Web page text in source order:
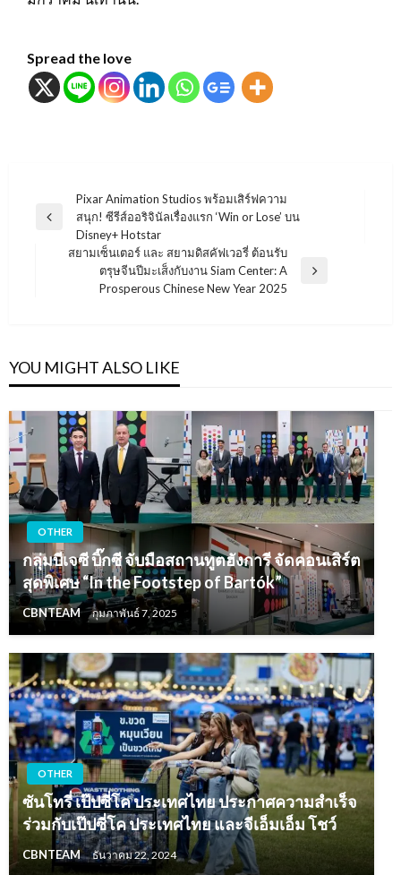
Spread the love
แนะแนว
เรื่อง
Previous
Pixar Animation Studios พร้อมเสิร์ฟความ
สนุก! ซีรีส์ออริจินัลเรื่องแรก ‘Win or Lose’ บน
Disney+ Hotstar
สยามเซ็นเตอร์ และ สยามดิสคัฟเวอรี่ ต้อนรับ
ตรุษจีนปีมะเส็งกับงาน Siam Center: A
Prosperous Chinese New Year 2025
YOU MIGHT ALSO LIKE
OTHER
กลุ่มบีเจซี บิ๊กซี จับมือสถานทูตฮังการี จัดคอนเสิร์ต
สุดพิเศษ “In the Footstep of Bartók”
CBNTEAM กุมภาพันธ์ 7, 2025
OTHER
ซันโทรี่ เป๊ปซี่โค ประเทศไทย ประกาศความสำเร็จ
ร่วมกับเป๊ปซี่โค ประเทศไทย และจีเอ็มเอ็ม โชว์
CBNTEAM ธันวาคม 22, 2024